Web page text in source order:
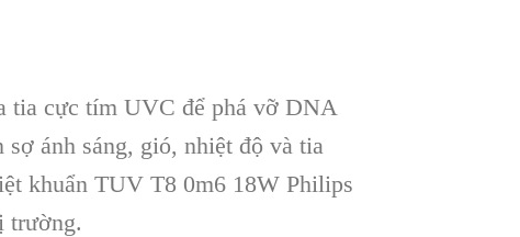
tia cực tím UVC để phá vỡ DNA
ánh sáng, gió, nhiệt độ và tia
khuẩn TUV T8 0m6 18W Philips
trường.